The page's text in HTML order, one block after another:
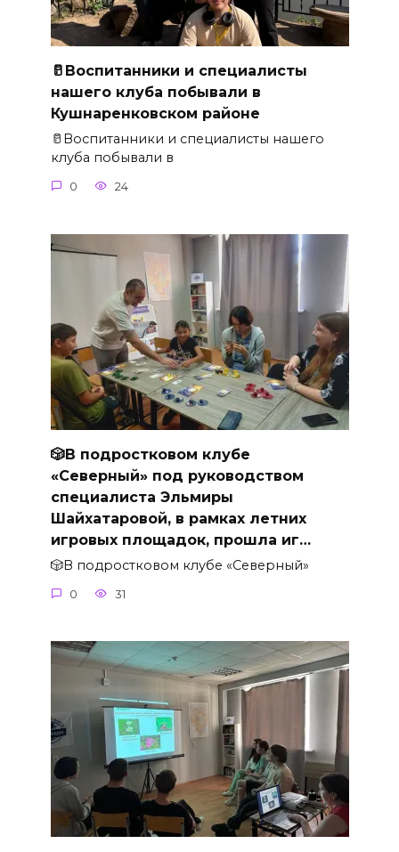
🥛Воспитанники и специалисты
нашего клуба побывали в
Кушнаренковском районе
🥛Воспитанники и специалисты нашего
клуба побывали в
0 24
🎲В подростковом клубе
«Северный» под руководством
специалиста Эльмиры
Шайхатаровой, в рамках летних
игровых площадок, прошла иг…
🎲В подростковом клубе «Северный»
0 31